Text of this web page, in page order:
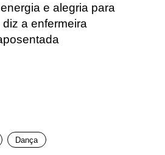
e alegria para
diz a enfermeira
Dança